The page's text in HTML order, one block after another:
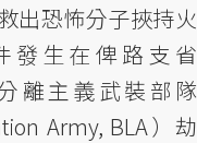
出恐怖分子挾持火
發生在俾路支省
離主義武裝部隊
Army, BLA）劫